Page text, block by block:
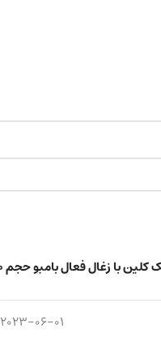
زغال فعال بامبو حجم 300 میلی لیتر
2023-06-01